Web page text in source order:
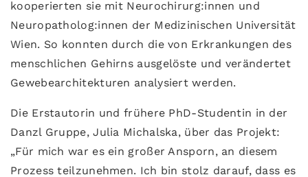
kooperierten sie mit Neurochirurg:innen und
Neuropatholog:innen der Medizinischen Universität
Wien. So konnten durch die von Erkrankungen des
menschlichen Gehirns ausgelöste und verändertet
Gewebearchitekturen analysiert werden.
Die Erstautorin und frühere PhD-Studentin in der
Danzl Gruppe, Julia Michalska, über das Projekt:
„Für mich war es ein großer Ansporn, an diesem
Prozess teilzunehmen. Ich bin stolz darauf, dass es